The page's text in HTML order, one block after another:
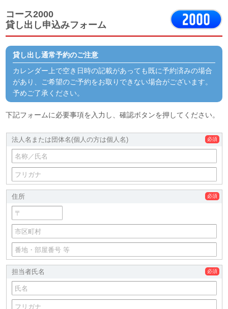
コース2000
貸し出し申込みフォーム
貸し出し通常予約のご注意
カレンダー上で空き日時の記載があっても既に予約済みの場合
があり、ご希望のご予約をお取りできない場合がございます。
予めご了承ください。
下記フォームに必要事項を入力し、確認ボタンを押してください。
法人名または団体名 (個人の方は個人名)
住所
担当者氏名